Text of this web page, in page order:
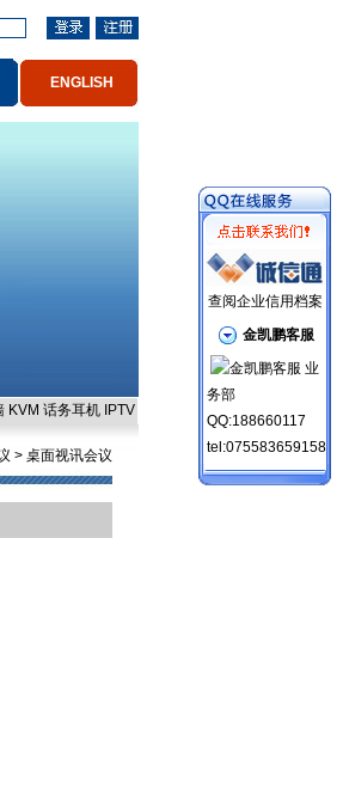
ENGLISH
KVM 话务耳机 IPTV
> 桌面视讯会议
查阅企业信用档案
金凯鹏客服
业
务部
QQ:188660117
tel:075583659158